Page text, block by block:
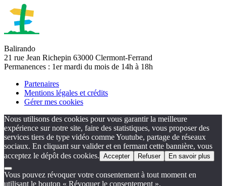
Balirando
21 rue Jean Richepin 63000 Clermont-Ferrand
Permanences : 1er mardi du mois de 14h à 18h
Partenaires
Mentions légales et crédits
Gérer mes cookies
Nous utilisons des cookies pour vous garantir la meilleure
expérience sur notre site, faire des statistiques, vous proposer des
services tiers de type vidéo comme Youtube, partage de réseaux
sociaux. En cliquant sur valider et en fermant cette bannière, vous
acceptez le dépôt des cookies. Accepter Refuser En savoir plus
Vous pouvez révoquer votre consentement à tout moment en
utilisant le bouton « Révoquer le consentement ».